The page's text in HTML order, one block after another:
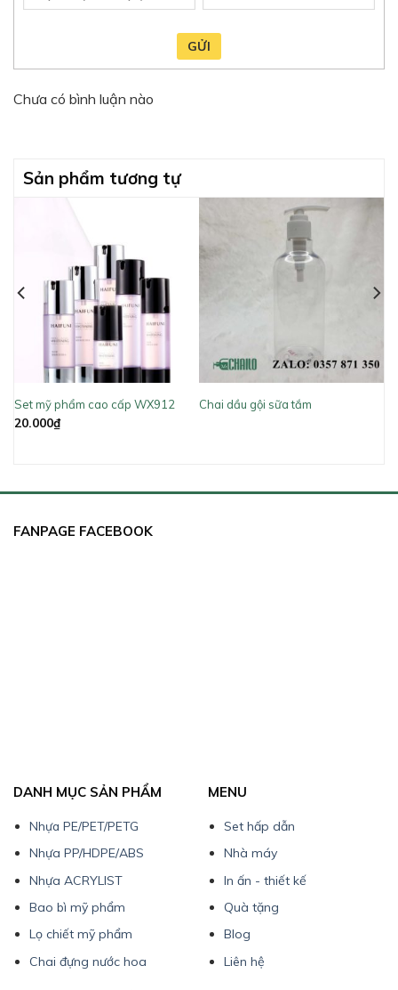
GỬI
Chưa có bình luận nào
Sản phẩm tương tự
Set mỹ phẩm cao cấp WX912
20.000₫
Chai dầu gội sữa tắm
FANPAGE FACEBOOK
DANH MỤC SẢN PHẨM
Nhựa PE/PET/PETG
Nhựa PP/HDPE/ABS
Nhựa ACRYLIST
Bao bì mỹ phẩm
Lọ chiết mỹ phẩm
Chai đựng nước hoa
MENU
Set hấp dẫn
Nhà máy
In ấn - thiết kế
Quà tặng
Blog
Liên hệ